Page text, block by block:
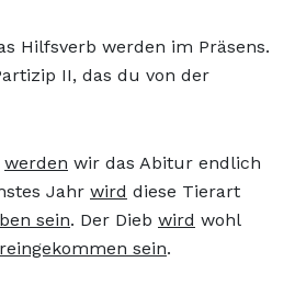
Hilfsverb werden im Präsens.
II, das du von der
werden wir das Abitur endlich
Jahr wird diese Tierart
sein. Der Dieb wird wohl
sein.